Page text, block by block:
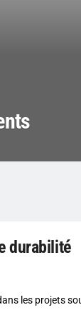
durabilité
les projets